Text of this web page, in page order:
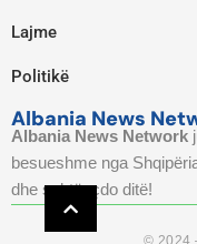
Lajme
Politikë
Albania News
Albania News Network
besueshme nga
dhe saktë, çdo ditë!